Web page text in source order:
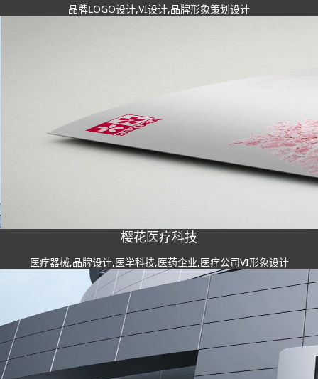
品牌LOGO设计,VI设计,品牌形象策划设计
樱花医疗科技
医疗器械,品牌设计,医学科技,医药企业,医疗公司VI形象设计